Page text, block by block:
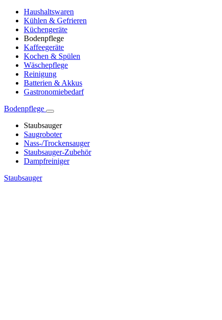
Haushaltswaren
Kühlen & Gefrieren
Küchengeräte
Bodenpflege
Kaffeegeräte
Kochen & Spülen
Wäschepflege
Reinigung
Batterien & Akkus
Gastronomiebedarf
Bodenpflege
Staubsauger
Saugroboter
Nass-/Trockensauger
Staubsauger-Zubehör
Dampfreiniger
Staubsauger